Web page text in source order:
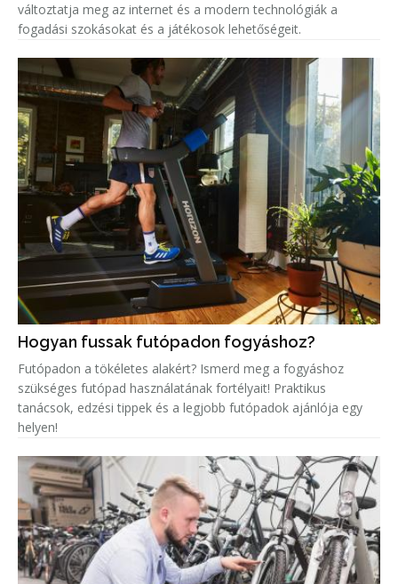
változtatja meg az internet és a modern technológiák a
fogadási szokásokat és a játékosok lehetőségeit.
Hogyan fussak futópadon fogyáshoz?
Futópadon a tökéletes alakért? Ismerd meg a fogyáshoz
szükséges futópad használatának fortélyait! Praktikus
tanácsok, edzési tippek és a legjobb futópadok ajánlója egy
helyen!